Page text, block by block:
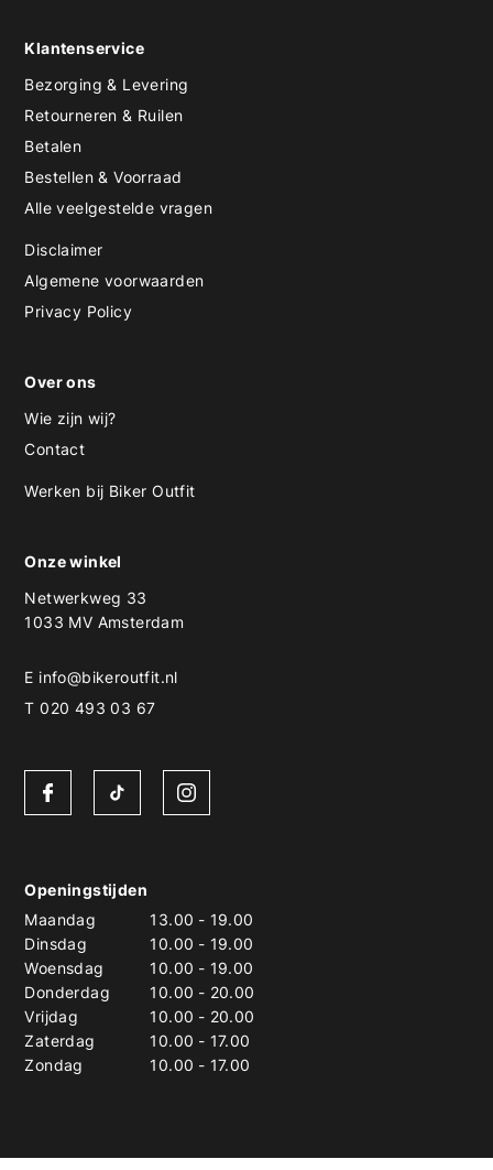
Klantenservice
Bezorging & Levering
Retourneren & Ruilen
Betalen
Bestellen & Voorraad
Alle veelgestelde vragen
Disclaimer
Algemene voorwaarden
Privacy Policy
Over ons
Wie zijn wij?
Contact
Werken bij Biker Outfit
Onze winkel
Netwerkweg 33
1033 MV Amsterdam
E info@bikeroutfit.nl
T 020 493 03 67
Openingstijden
Maandag
13.00 - 19.00
Dinsdag
10.00 - 19.00
Woensdag
10.00 - 19.00
Donderdag
10.00 - 20.00
Vrijdag
10.00 - 20.00
Zaterdag
10.00 - 17.00
Zondag
10.00 - 17.00